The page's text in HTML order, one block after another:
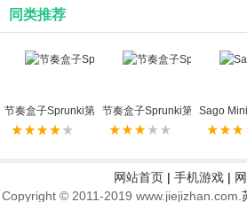
同类推荐
节奏盒子Sprunki第八阶段节奏盒子Sprunki第十三阶段
Sago
网站首页 | 手机游戏 |
Copyright © 2011-2019 www.jiejizhan.com.